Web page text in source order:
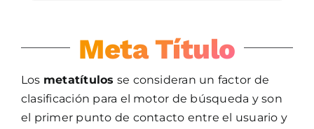
Meta Título
Los metatítulos se consideran un factor de
clasificación para el motor de búsqueda y son
el primer punto de contacto entre el usuario y